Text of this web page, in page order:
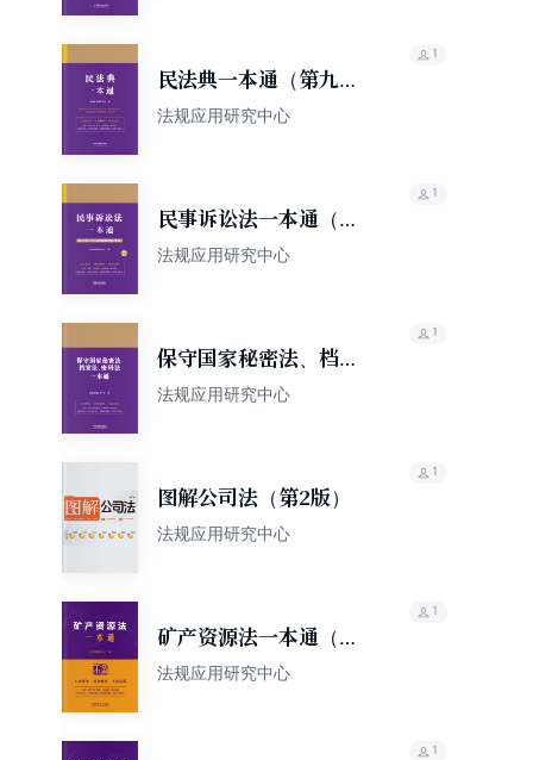
民法典一本通（第九
版）
法规应用研究中心
1
民事诉讼法一本通（第
九版·修订版）
法规应用研究中心
1
保守国家秘密法、档案
法、密码法一本通（第
法规应用研究中心
1
图解公司法（第2版）
法规应用研究中心
1
矿产资源法一本通（第
10版）
法规应用研究中心
1
1